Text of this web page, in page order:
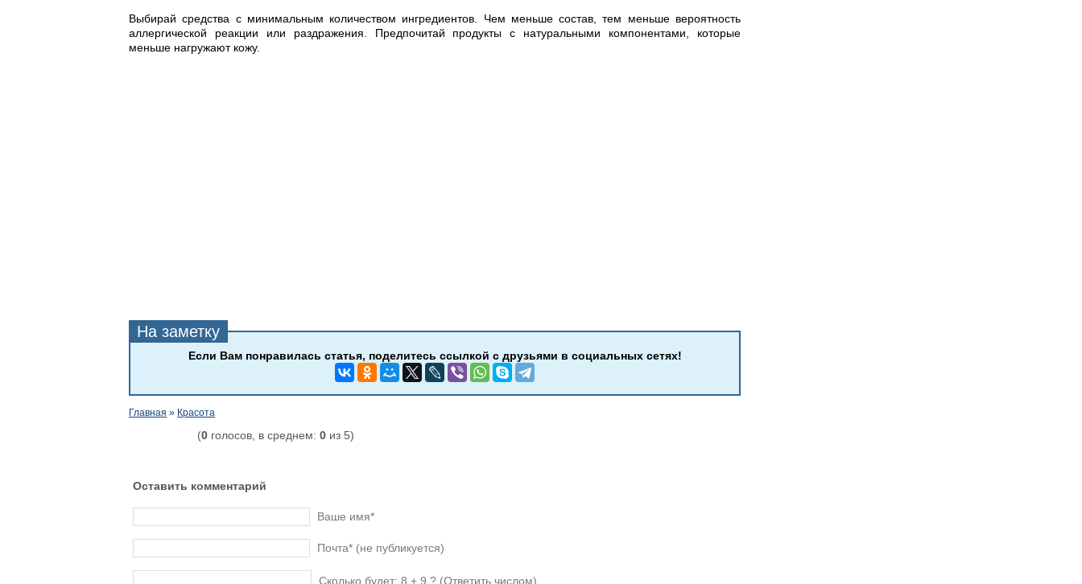
Выбирай средства с минимальным количеством ингредиентов. Чем меньше состав, тем меньше вероятность
аллергической реакции или раздражения. Предпочитай продукты с натуральными компонентами, которые
меньше нагружают кожу.
Главная » Красота
(0 голосов, в среднем: 0 из 5)
Оставить комментарий
Ваше имя*
Почта* (не публикуется)
Сколько будет: 8 + 9 ? (Ответить числом)